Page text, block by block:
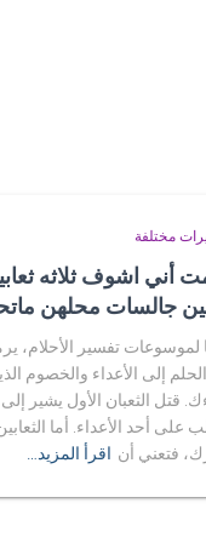
مختلفة
أني اشوف ثلاثه
جالسات محلهن
لموسوعات تفسير الأحلام،
إلى الأعداء والخصوم
قتل الثعبان الأول يشير
على أحد الأعداء. أما
فتعني أن اقرأ المزيد…